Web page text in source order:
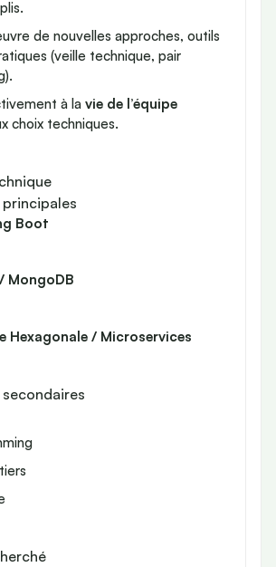
de nouvelles approches, outils
(veille technique, pair
à la vie de l’équipe
choix techniques.
principales
Boot
MongoDB
Hexagonale / Microservices